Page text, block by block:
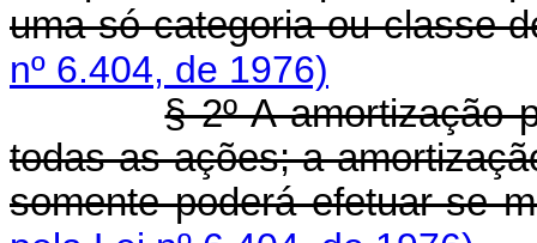
uma só categoria ou classe
nº 6.404, de 1976)
§ 2º A amortização
todas as ações; a
somente poderá efetuar-se